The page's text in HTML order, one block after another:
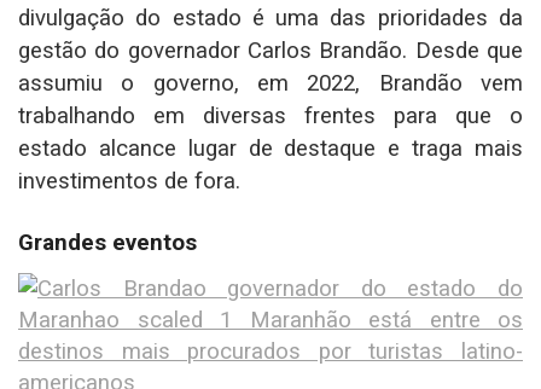
divulgação do estado é uma das prioridades da
gestão do governador Carlos Brandão. Desde que
assumiu o governo, em 2022, Brandão vem
trabalhando em diversas frentes para que o
estado alcance lugar de destaque e traga mais
investimentos de fora.
Grandes eventos